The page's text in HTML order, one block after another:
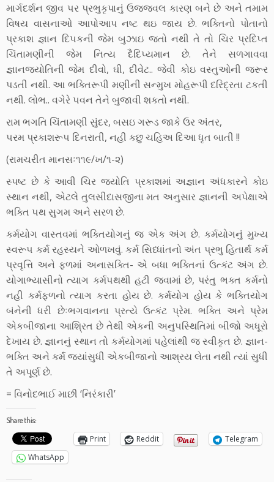
માર્ગદર્શન જીવ ૫ર પ્રભુકૃપાનું ઉજ્જવલ કારણ બને છે અને તમામ
વિષય વાસનાઓ આપોઆપ નષ્‍ટ થઇ જાય છે. ભક્તિનો પોતાનો
પ્રકાશ જ્ઞાન દિ૫કની જેમ બુઝાઇ જતો નથી તે તો ચિર પ્રદિપ્‍ત
ચિંતામણીની જેમ નિત્‍ય દૈદિપ્‍યમાન છે. તેને સળગાવવા
જ્ઞાનજ્યોતિની જેમ દીવો, ઘી, દીવેટ.. જેવી કોઇ વસ્‍તુઓની જરૂર
પડતી નથી. આ ભક્તિરૂપી મણીની સન્‍મુખ મોહરૂપી દરિદ્રતા ટકતી
નથી. લોભ.. વગેરે ૫વન તેને બુજાવી શકતો નથી.
રામ ભગતિ ચિંતામણી સુંદર, બસઇ ગરૂડ જાકે ઉર અંતર,
૫રમ પ્રકાશરૂ૫ દિનરાતી, નહી કછુ ચહિઅ દિઆ ધૃત બાતી !!
(રામચરીત માનસઃ૧૧૯/ખ/૧-૨)
સ્‍પષ્‍ટ છે કે આવી ચિર જ્યોતિ પ્રકાશમાં અજ્ઞાન અંધકારને કોઇ
સ્‍થાન નથી, એટલે તુલસીદાસજીના મત અનુસાર જ્ઞાનની અપેક્ષાએ
ભક્તિ ૫થ સુગમ અને સરળ છે.
કર્મયોગ વાસ્‍તવમાં ભક્તિયોગનું જ એક અંગ છે. કર્મયોગનું મુખ્‍ય
સ્‍વરૂ૫ કર્મ રહસ્‍યને ઓળખવું. કર્મ સિધ્‍ધાંતનો અંત પ્રભુ હિતાર્થ કર્મ
પ્રવૃત્તિ અને ફળમાં અનાસક્તિ- એ બધા ભક્તિનાં ઉત્‍કંટ અંગ છે.
યોગાભ્‍યાસીનો ત્‍યાગ કર્મ૫થથી હટી જવામાં છે, પરંતુ ભક્ત કર્મનો
નહી કર્મફળનો ત્‍યાગ કરતા હોય છે. કર્મયોગ હોય કે ભક્તિયોગ
બંનેની ધરી છેઃભગવાનના પ્રત્‍યે ઉત્‍કંટ પ્રેમ. ભક્તિ અને પ્રેમ
એકબીજાના આશ્રિત છે તેથી એકની અનુ૫સ્‍થિતિમાં બીજો અધૂરો
દેખાય છે. જ્ઞાનનું સ્‍થાન તો કર્મયોગમાં ૫હેલાંથી જ સ્‍વીકૃત છે. જ્ઞાન-
ભક્તિ અને કર્મ જ્યાંસુધી એકબીજાનો આશ્રય લેતા નથી ત્‍યાં સુધી
તે અપૂર્ણ છે.
= વિનોદભાઈ માછી ‘નિરંકારી’
Share this:
Print Reddit
Telegram
WhatsApp